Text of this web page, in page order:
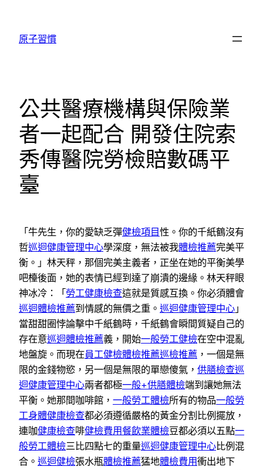
原子習慣
公共醫療機構與保險業
者一起配合 開發住院索
秀傳醫院勞檢賠數碼平
臺
「牛先生，你的愛缺乏彈健檢項目性。你的千紙鶴沒有
哲巡迴健康管理中心學深度，無法被我體檢推薦完美平
衡。」林天秤，那個完美主義者，正坐在她的平衡美學
吧檯後面，她的表情已經到達了崩潰的邊緣。林天秤眼
神冰冷：「勞工健康檢查這就是質感互換。你必須體會
巡迴體檢推薦到情感的無價之重。 巡迴健康管理中心 」
當甜甜圈悖論擊中千紙鶴時，千紙鶴會瞬間質疑自己的
存在意巡迴體檢推薦義，開始一般勞工健檢在空中混亂
地盤旋。而現在員工健檢體檢推薦巡檢推薦 ，一個是無
限的金錢物慾，另一個是無限的單戀傻氣， 供膳檢查巡
迴健康管理中心兩者都極一般+供膳體檢端到讓她無法
平衡。她那間咖啡館， 一般勞工體檢所有的物品一般勞
工身體健康檢查都必須遵循嚴格的黃金分割比例擺放，
連咖健康檢查啡健檢費用餐飲業體檢豆都必須以五點一
般勞工體檢三比四點七的重量巡迴健康管理中心比例混
合。 巡迴健檢張水瓶體檢推薦猛地體檢費用衝出地下